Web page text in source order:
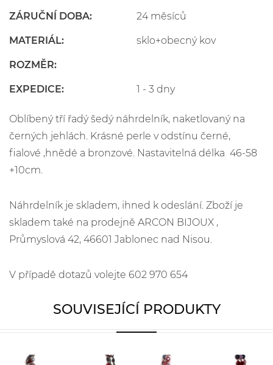
ZÁRUČNÍ DOBA: 24 měsíců
MATERIÁL: sklo+obecný kov
ROZMĚR:
EXPEDICE: 1 - 3 dny
Oblíbený tří řadý šedý náhrdelník, naketlovaný na
černých jehlách. Krásné perle v odstínu černé,
fialové ,hnědé a bronzové. Nastavitelná délka 46-58
+10cm.
Náhrdelník je skladem, ihned k odeslání. Zboží je
skladem také na prodejně ARCON BIJOUX ,
Průmyslová 42, 46601 Jablonec nad Nisou.
V případě dotazů volejte 602 970 654
SOUVISEJÍCÍ PRODUKTY